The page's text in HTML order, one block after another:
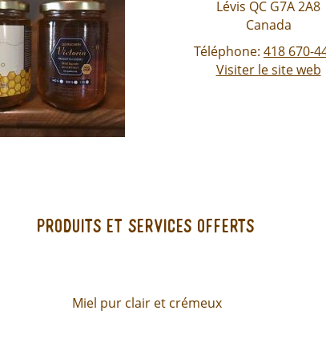
Lévis QC G7A 2A8
Canada
Téléphone: 418 670-
Visiter le site web
Produits et services offerts
Miel pur clair et crémeux